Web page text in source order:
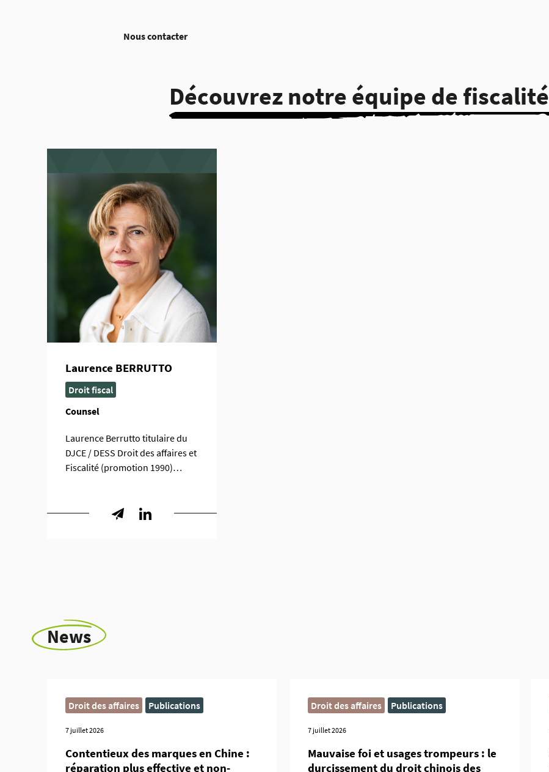
Nous contacter
Découvrez notre équipe de
Laurence BERRUTTO
Droit fiscal
Counsel
Laurence Berrutto titulaire du
DJCE / DESS Droit des affaires et
Fiscalité (promotion 1990)…
News
Droit des affaires Publications
7 juillet 2026
Contentieux des marques en Chine :
réparation plus effective et non-
Droit des affaires Publications
7 juillet 2026
Mauvaise foi et usages trompeurs : le
durcissement du droit chinois des